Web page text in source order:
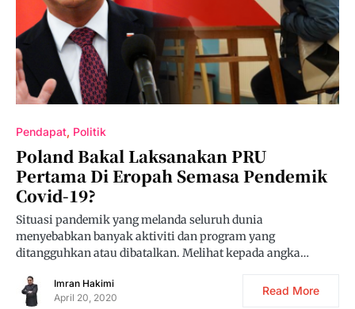
Pendapat Politik
Poland Bakal Laksanakan PRU
Pertama Di Eropah Semasa Pendemik
Covid-19?
Situasi pandemik yang melanda seluruh dunia
menyebabkan banyak aktiviti dan program yang
ditangguhkan atau dibatalkan. Melihat kepada angka…
Imran Hakimi
April 20, 2020
Read More